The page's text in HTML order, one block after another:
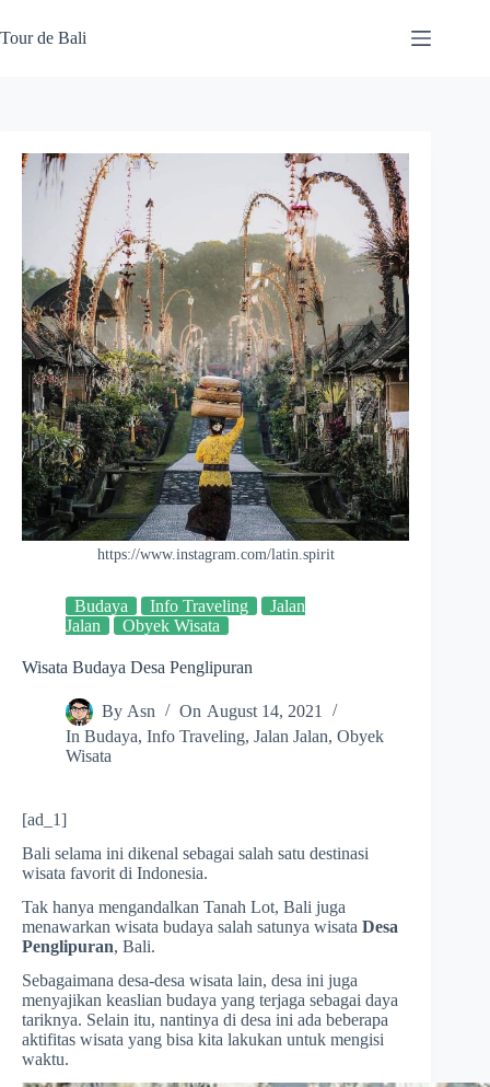
to
content
Tour de Bali
https://www.instagram.com/latin.spirit
Budaya Info Traveling
Jalan
Jalan
Obyek Wisata
Wisata Budaya Desa Penglipuran
By Asn On August 14, 2021
In Budaya,Info Traveling,Jalan Jalan,Obyek
Wisata
[ad_1]
Bali selama ini dikenal sebagai salah satu destinasi
wisata favorit di Indonesia.
Tak hanya mengandalkan Tanah Lot, Bali juga
menawarkan wisata budaya salah satunya wisata Desa
Penglipuran, Bali.
Sebagaimana desa-desa wisata lain, desa ini juga
menyajikan keaslian budaya yang terjaga sebagai daya
tariknya. Selain itu, nantinya di desa ini ada beberapa
aktifitas wisata yang bisa kita lakukan untuk mengisi
waktu.